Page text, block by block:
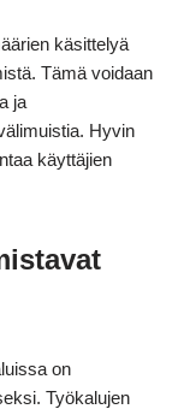
käsittelyä
Tämä voidaan
ja
Hyvin
käyttäjien
on
Työkalujen